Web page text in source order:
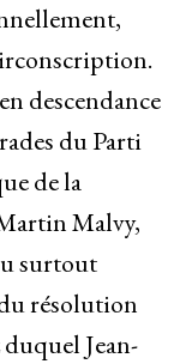
descendance
du Parti
de la
Malvy,
surtout
résolution
Jean-